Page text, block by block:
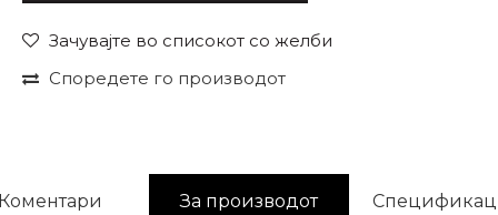
Зачувајте во списокот со желби
Споредете го производот
За производот